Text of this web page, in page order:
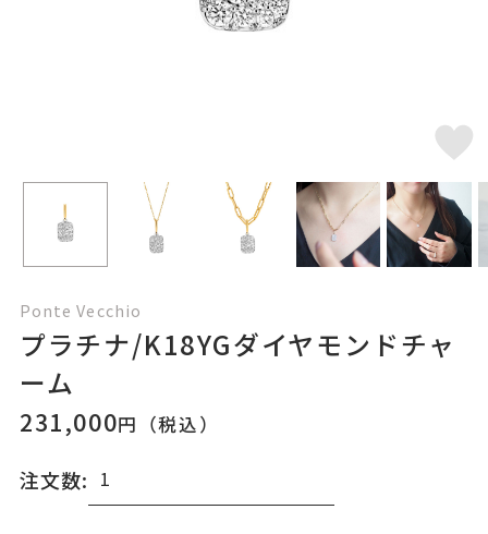
Ponte Vecchio
プラチナ/K18YGダイヤモンドチャ
ーム
231,000円（税込）
注文数: